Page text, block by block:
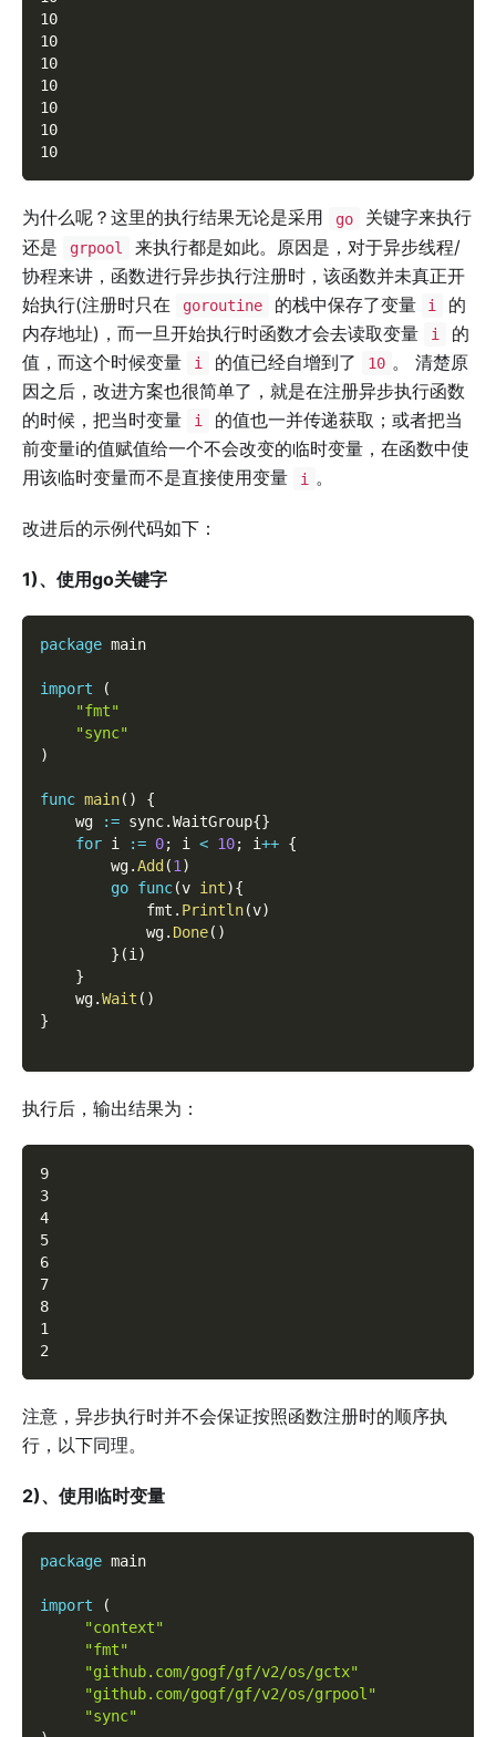
10
10
10
10
10
10
10
为什么呢？这里的执行结果无论是采用 go
关键字来执行
还是
grpool
来执行都是如此。原因是，对于异步线程/
协程来讲，函数进行异步执行注册时，该函数并未真正开
始执行(注册时只在
goroutine 的栈中保存了变量 i
的
内存地址)，而一旦开始执行时函数才会去读取变量
i
的
值，而这个时候变量
i 的值已经自增到了 10 。 清楚原
因之后，改进方案也很简单了，就是在注册异步执行函数
的时候，把当时变量
i
的值也一并传递获取；或者把当
前变量i的值赋值给一个不会改变的临时变量，在函数中使
用该临时变量而不是直接使用变量
i 。
改进后的示例代码如下：
1)、使用go关键字
package main
import
(
"fmt"
"sync"
)
func main( )
{
    wg
:= sync.WaitGroup{}
for i := 0; i < 10; i++ {
        wg
.Add (1)
go func(v int){
            fmt
. Println(v)
            wg
. Done( )
} (i)
}
    wg
.Wait ( )
}
执行后，输出结果为：
9
3
4
5
6
7
8
1
2
注意，异步执行时并不会保证按照函数注册时的顺序执
行，以下同理。
2)、使用临时变量
package main
import
(
"context"
"fmt"
"github.com/gogf/gf/v2/os/gctx"
"github.com/gogf/gf/v2/os/grpool"
"sync"